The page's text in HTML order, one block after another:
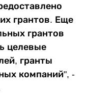
грантов. Еще
грантов
целевые
гранты
компаний", -